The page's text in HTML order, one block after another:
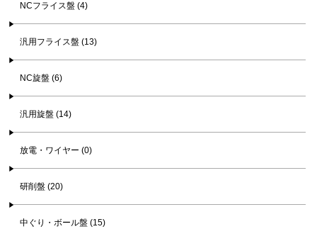
NCフライス盤 (4)
汎用フライス盤 (13)
NC旋盤 (6)
汎用旋盤 (14)
放電・ワイヤー (0)
研削盤 (20)
中ぐり・ボール盤 (15)